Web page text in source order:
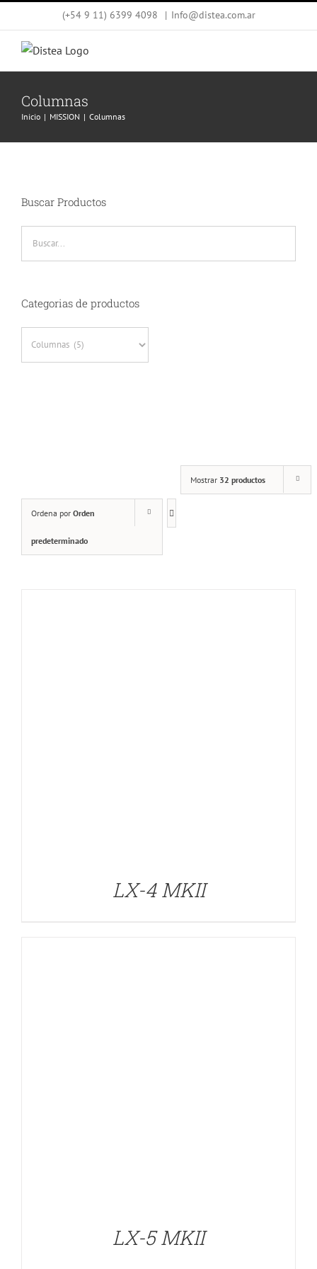
al
contenido
(+54 9 11) 6399 4098 | Info@distea.com.ar
Columnas
Inicio MISSION Columnas
Ordena por Orden
predeterminado
Mostrar 32 productos
LX-4 MKII
LX-5 MKII
Buscar Productos
Categorias de productos